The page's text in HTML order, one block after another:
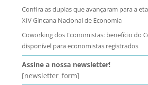
Confira as duplas que avançaram para a
XIV Gincana Nacional de Economia
Coworking dos Economistas: benefício do
disponível para economistas registrados
Assine a nossa newsletter!
[newsletter_form]